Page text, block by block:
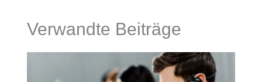
Verwandte Beiträge